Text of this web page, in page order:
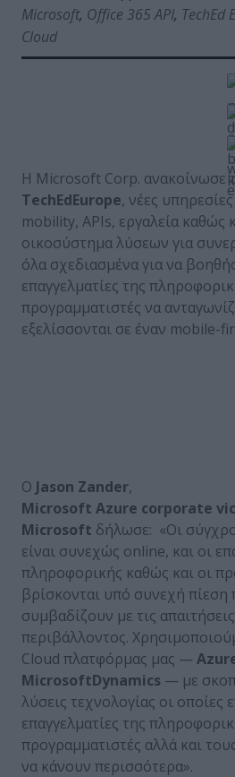
Microsoft, Office 365 API, TechEd
Cloud
Η Microsoft Corp. ανακοίνωσε
TechEdEurope, νέες
mobility, APIs, εργαλεία καθώς
οικοσύστημα λύσεων για
όλα σχεδιασμένα για να
επαγγελματίες της
προγραμματιστές να
εξελίσσονται σε έναν mobile-
Ο Jason Zander,
Microsoft Azure corporate
Microsoft δήλωσε: «Οι
είναι συνεχώς online, και οι
πληροφορικής καθώς και οι
βρίσκονται υπό συνεχή πίεση
συμβαδίζουν με τις
περιβάλλοντος.
Cloud πλατφόρμας μας —
MicrosoftDynamics — με
λύσεις τεχνολογίας οι οποίες
επαγγελματίες της
προγραμματιστές αλλά και
να κάνουν περισσότερα».